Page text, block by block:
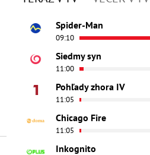
Spider-Man
09:10
Siedmy syn
11:00
Pohľady zhora IV
11:05
Chicago Fire
11:05
Inkognito